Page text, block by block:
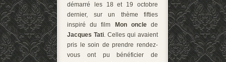
démarré les 18 et 19 octobre
dernier, sur un thème fifties
inspiré du film Mon onclede
Jacques Tati . Celles qui avaient
pris le soin de prendre rendez-
vous ont pu bénéficier de